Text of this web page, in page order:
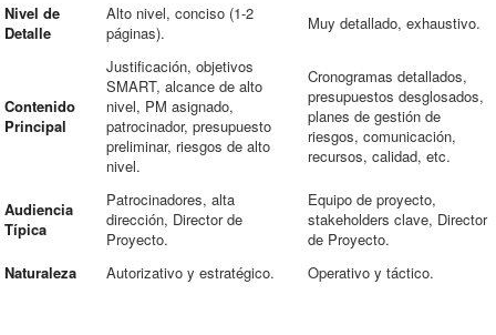
Nivel de
Detalle
Alto nivel, conciso (1-2
páginas).
Muy detallado, exhaustivo.
Contenido
Principal
Justificación, objetivos
SMART, alcance de alto
nivel, PM asignado,
patrocinador, presupuesto
preliminar, riesgos de alto
nivel.
Cronogramas detallados,
presupuestos desglosados,
planes de gestión de
riesgos, comunicación,
recursos, calidad, etc.
Audiencia
Típica
Patrocinadores, alta
dirección, Director de
Proyecto.
Equipo de proyecto,
stakeholders clave, Director
de Proyecto.
Naturaleza
Autorizativo y estratégico. Operativo y táctico.